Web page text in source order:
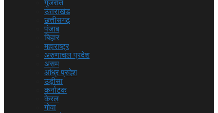
गुजरात
उत्तराखंड
छत्तीसगढ़
पंजाब
बिहार
महाराष्ट्र
अरुणाचल प्रदेश
असम
आंध्र प्रदेश
उड़ीसा
कर्नाटक
केरल
गोवा